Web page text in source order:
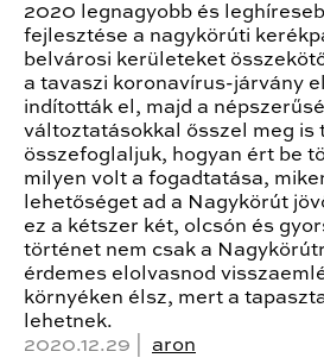
2020 legnagyobb és
fejlesztése a nagykörúti
belvárosi kerületeket
a tavaszi koronavírus-járvány
indították el, majd a
változtatásokkal ősszel meg is
összefoglaljuk, hogyan ért be
milyen volt a fogadtatása,
lehetőséget ad a Nagykörút
ez a kétszer két, olcsón és
történet nem csak a
érdemes elolvasnod
környéken élsz, mert a
lehetnek.
2020.12.29 | aron